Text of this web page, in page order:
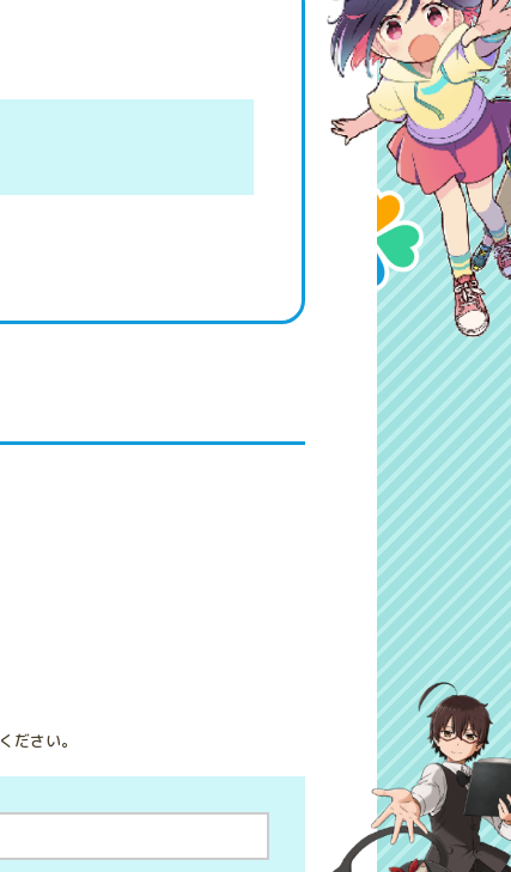
ださい。